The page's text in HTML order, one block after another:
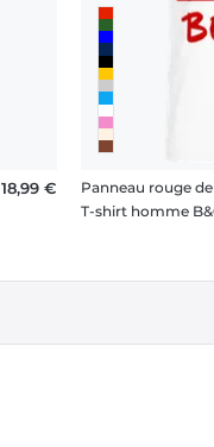
18,99 €
Panneau rouge
T-shirt homme